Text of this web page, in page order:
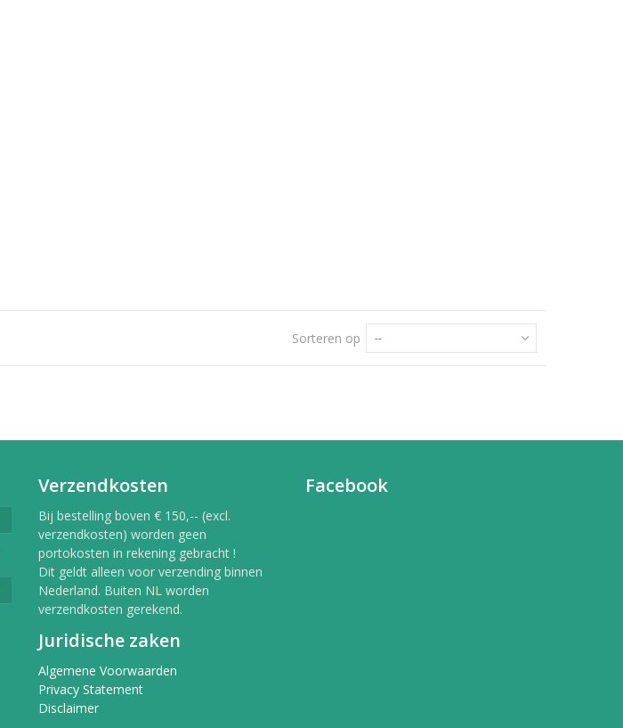
Sorteren op --
Verzendkosten
Bij bestelling boven € 150,-- (excl.
verzendkosten) worden geen
portokosten in rekening gebracht !
Dit geldt alleen voor verzending binnen
Nederland. Buiten NL worden
verzendkosten gerekend.
Juridische zaken
Algemene Voorwaarden
Privacy Statement
Disclaimer
Facebook